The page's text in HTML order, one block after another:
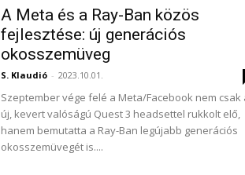
A Meta és a Ray-Ban közös
fejlesztése: új generációs
okosszemüveg
S. Klaudió - 2023.10.01.
Szeptember vége felé a Meta/Facebook nem csak
új, kevert valóságú Quest 3 headsettel rukkolt elő,
hanem bemutatta a Ray-Ban legújabb generációs
okosszemüvegét is....